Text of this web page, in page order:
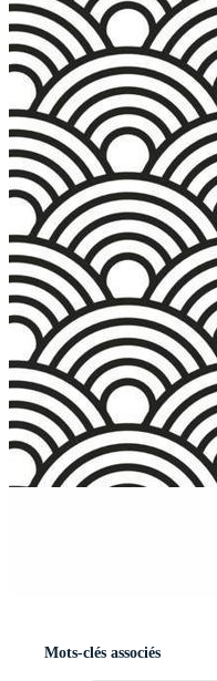
Mots-clés associés